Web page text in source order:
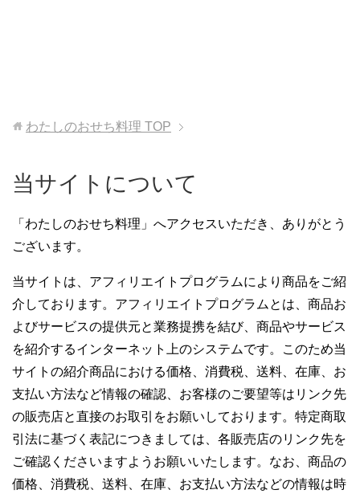
わたしのおせち料理 TOP
当サイトについて
「わたしのおせち料理」へアクセスいただき、ありがとう
ございます。
当サイトは、アフィリエイトプログラムにより商品をご紹
介しております。アフィリエイトプログラムとは、商品お
よびサービスの提供元と業務提携を結び、商品やサービス
を紹介するインターネット上のシステムです。このため当
サイトの紹介商品における価格、消費税、送料、在庫、お
支払い方法など情報の確認、お客様のご要望等はリンク先
の販売店と直接のお取引をお願いしております。特定商取
引法に基づく表記につきましては、各販売店のリンク先を
ご確認くださいますようお願いいたします。なお、商品の
価格、消費税、送料、在庫、お支払い方法などの情報は時